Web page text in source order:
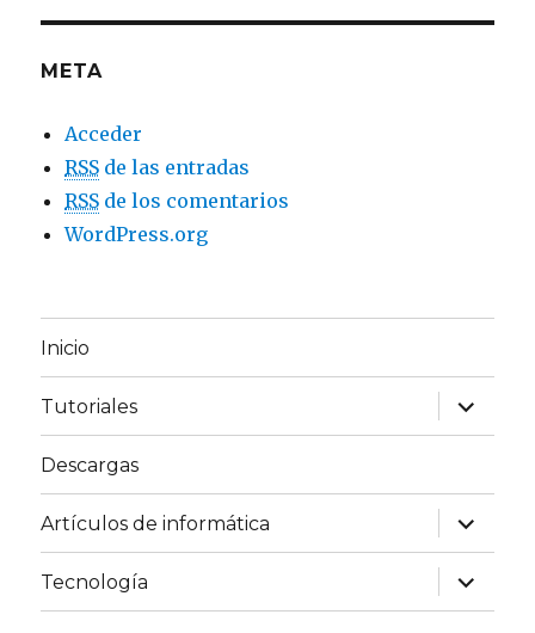
META
Acceder
RSS de las entradas
RSS de los comentarios
WordPress.org
Inicio
Tutoriales
expande
el
menú
Descargas
Artículos de informática
expande
el
menú
inferior
Tecnología
expande
el
menú